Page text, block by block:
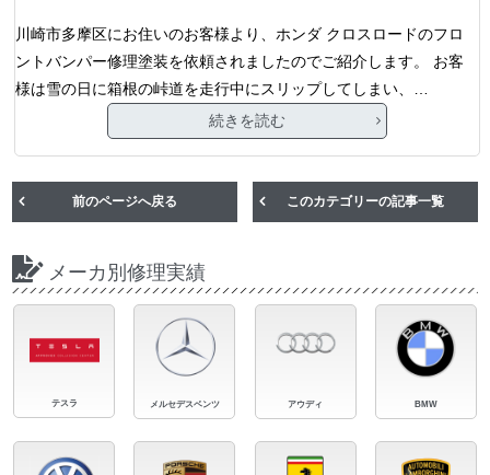
川崎市多摩区にお住いのお客様より、ホンダ クロスロードのフロ
ントバンパー修理塗装を依頼されましたのでご紹介します。 お客
様は雪の日に箱根の峠道を走行中にスリップしてしまい、…
続きを読む
前のページへ戻る このカテゴリーの記事一覧
メーカ別修理実績
テスラ メルセデスベンツ アウディ BMW